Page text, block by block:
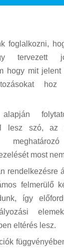
foglalkozni,
tervezett
hogy mit
hoz
lesz szó, az
most
rendelkezésre
felmerülő
így
eltérés lesz.